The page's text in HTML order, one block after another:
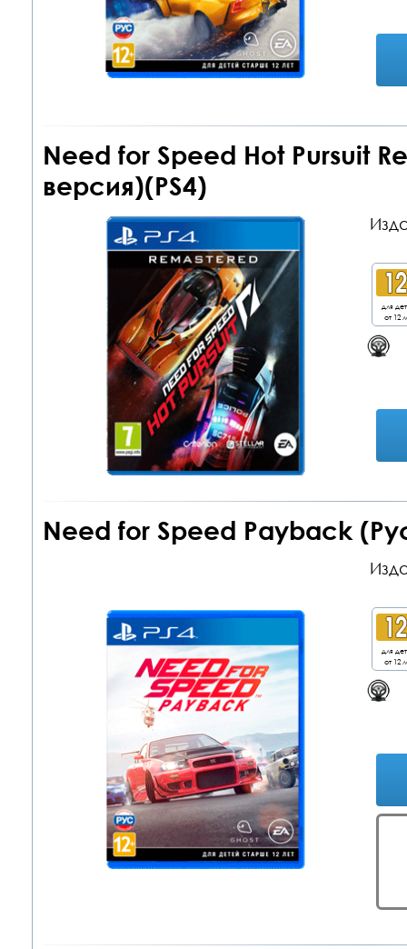
Need for Speed Hot Pursuit
версия)(PS4)
для
от 12
Need for Speed Payback
для
от 12